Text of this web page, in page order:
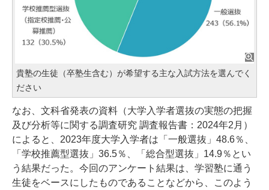
貴塾の生徒（卒塾生含む）が希望する主な入試方法を選んでく
ださい
なお、文科省発表の資料（大学入学者選抜の実態の把握
及び分析等に関する調査研究 調査報告書：2024年2月）
によると、2023年度大学入学者は「一般選抜」48.6％、
「学校推薦型選抜」36.5％、「総合型選抜」14.9％とい
う結果だった。今回のアンケート結果は、学習塾に通う
生徒をベースにしたものであることなどから、このよう